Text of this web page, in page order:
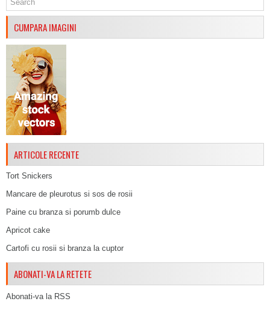
CUMPARA IMAGINI
ARTICOLE RECENTE
Tort Snickers
Mancare de pleurotus si sos de rosii
Paine cu branza si porumb dulce
Apricot cake
Cartofi cu rosii si branza la cuptor
ABONATI-VA LA RETETE
Abonati-va la RSS